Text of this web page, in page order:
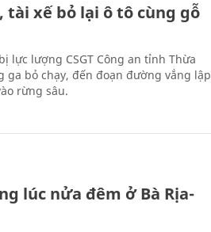
tài xế bỏ lại ô tô cùng gỗ
lực lượng CSGT Công an tỉnh Thừa
ga bỏ chạy, đến đoạn đường vắng lập
rừng sâu.
lúc nửa đêm ở Bà Rịa-